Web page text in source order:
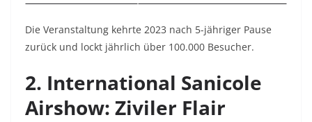
Die Veranstaltung kehrte 2023 nach 5-jähriger Pause
zurück und lockt jährlich über 100.000 Besucher.
2. International Sanicole
Airshow: Ziviler Flair